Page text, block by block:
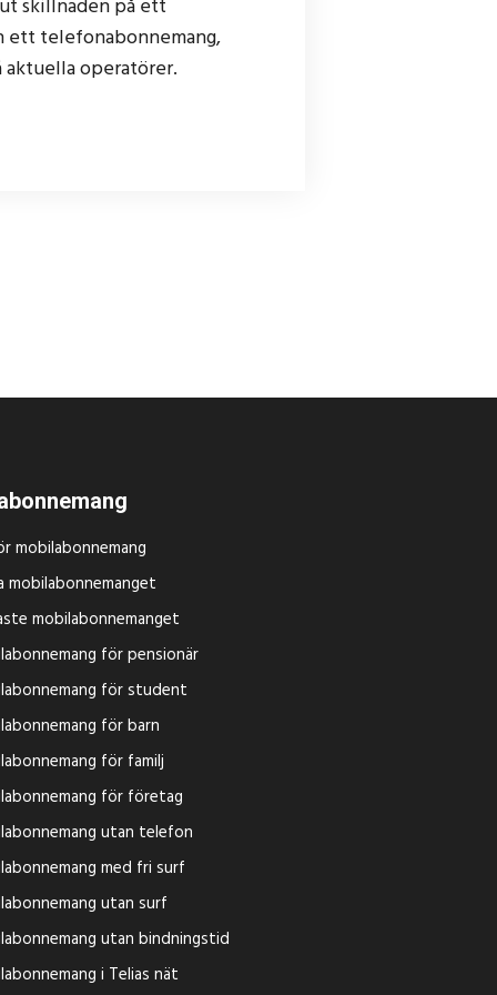
skillnaden på ett
ett telefonabonnemang,
aktuella operatörer.
mobilabonnemang
mobilabonnemanget
mobilabonnemanget
för pensionär
för student
för barn
för familj
för företag
utan telefon
med fri surf
utan surf
utan bindningstid
i Telias nät